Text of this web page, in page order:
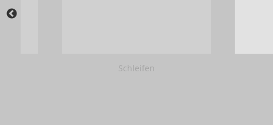
Schleifen